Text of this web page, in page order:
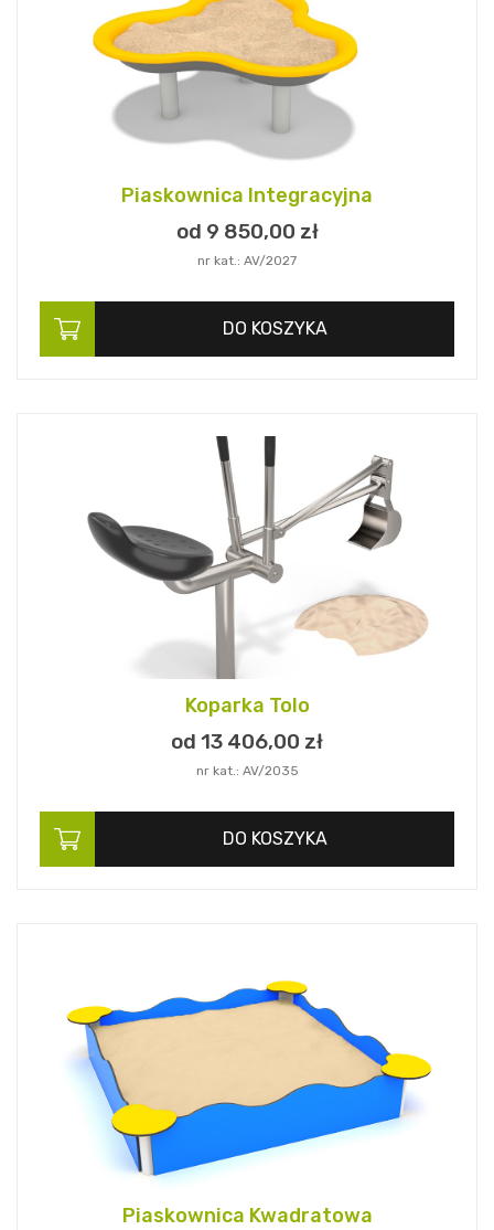
Piaskownica Integracyjna
od 9 850,00 zł
nr kat.: AV/2027
DO KOSZYKA
Koparka Tolo
od 13 406,00 zł
nr kat.: AV/2035
DO KOSZYKA
Piaskownica Kwadratowa